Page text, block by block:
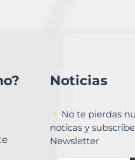
Noticias
No te pierdas
noticas y
Newsletter